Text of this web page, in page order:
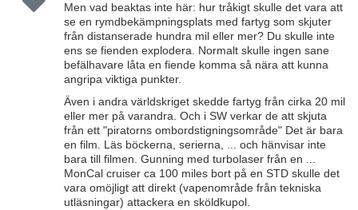
Men vad beaktas inte här: hur tråkigt skulle det vara att
se en rymdbekämpningsplats med fartyg som skjuter
från distanserade hundra mil eller mer? Du skulle inte
ens se fienden explodera. Normalt skulle ingen sane
befälhavare låta en fiende komma så nära att kunna
angripa viktiga punkter.
Även i andra världskriget skedde fartyg från cirka 20 mil
eller mer på varandra. Och i SW verkar de att skjuta
från ett "piratorns ombordstigningsområde" Det är bara
en film. Läs böckerna, serierna, ... och hänvisar inte
bara till filmen. Gunning med turbolaser från en ...
MonCal cruiser ca 100 miles bort på en STD skulle det
vara omöjligt att direkt (vapenområde från tekniska
utläsningar) attackera en sköldkupol.